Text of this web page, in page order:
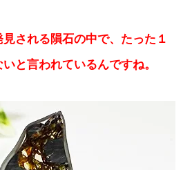
される隕石の中で、たった１
と言われているんですね。